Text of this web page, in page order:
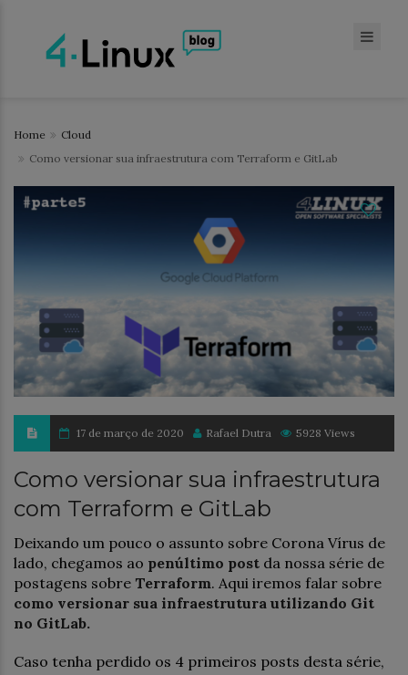
Home
Cloud
Como versionar sua infraestrutura com Terraform e GitLab
17 de março de 2020 Rafael Dutra 5928 Views
Como versionar sua infraestrutura
com Terraform e GitLab
Deixando um pouco o assunto sobre Corona Vírus de
lado, chegamos ao penúltimo post da nossa série de
postagens sobre Terraform. Aqui iremos falar sobre
como versionar sua infraestrutura utilizando Git
no GitLab.
Caso tenha perdido os 4 primeiros posts desta série,